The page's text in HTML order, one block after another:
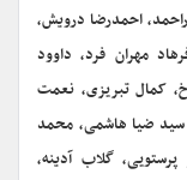
احمدرضا درویش،
مهران فرد، داوود
کمال تبریزی، نعمت
سید ضیا هاشمی، محمد
گلاب آدینه،